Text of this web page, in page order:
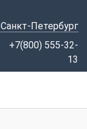
Санкт-Петербург
+7(800) 555-32-
13